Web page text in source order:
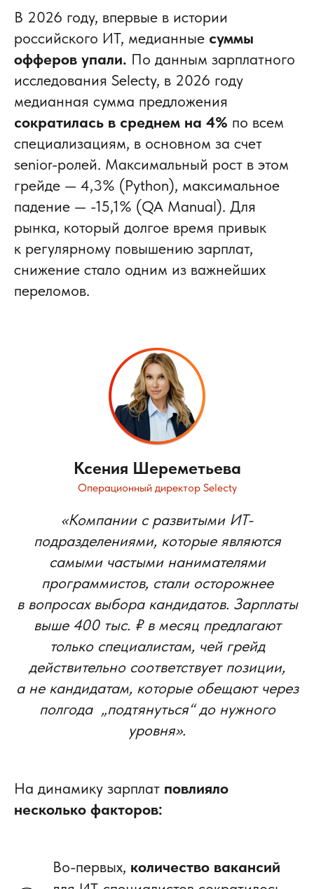
В 2026 году, впервые в истории
российского ИТ, медианные суммы
офферов упали. По данным зарплатного
исследования Selecty, в 2026 году
медианная сумма предложения
сократилась в среднем на 4% по всем
специализациям, в основном за счет
senior-ролей. Максимальный рост в этом
грейде — 4,3% (Python), максимальное
падение — -15,1% (QA Manual). Для
рынка, который долгое время привык
к регулярному повышению зарплат,
снижение стало одним из важнейших
переломов.
Ксения Шереметьева
Операционный директор Selecty
«Компании с развитыми ИТ-
подразделениями, которые являются
самыми частыми нанимателями
программистов, стали осторожнее
в вопросах выбора кандидатов. Зарплаты
выше 400 тыс. ₽ в месяц предлагают
только специалистам, чей грейд
действительно соответствует позиции,
а не кандидатам, которые обещают через
полгода „подтянуться“ до нужного
уровня».
На динамику зарплат повлияло
несколько факторов:
Во-первых, количество вакансий